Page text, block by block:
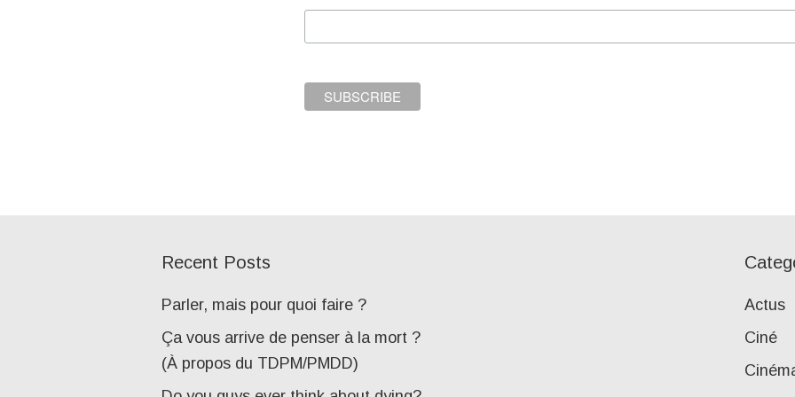
Recent Posts
Parler, mais pour quoi faire ?
Ça vous arrive de penser à la mort ?
(À propos du TDPM/PMDD)
Actus
Ciné